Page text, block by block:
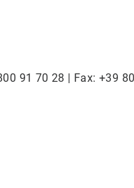
91 70 28 | Fax: +39